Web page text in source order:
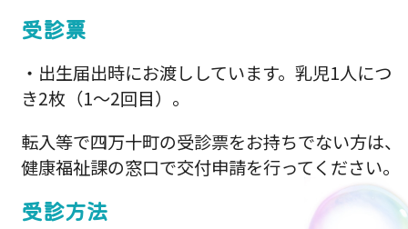
受診票
・出生届出時にお渡ししています。乳児1人につ
き2枚（1～2回目）。
転入等で四万十町の受診票をお持ちでない方は、
健康福祉課の窓口で交付申請を行ってください。
受診方法